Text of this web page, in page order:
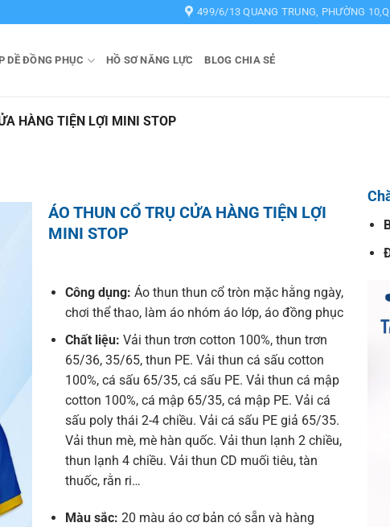
499/6/13 QUANG TRUNG, PHƯỜNG
DỀ ĐỒNG PHỤC HỒ SƠ NĂNG LỰC BLOG CHIA SẺ
HÀNG TIỆN LỢI MINI STOP
ÁO THUN CỔ TRỤ CỬA HÀNG TIỆN LỢI
MINI STOP
Công dụng: Áo thun thun cổ tròn mặc hằng ngày,
chơi thể thao, làm áo nhóm áo lớp, áo đồng phục
Chất liệu: Vải thun trơn cotton 100%, thun trơn
65/36, 35/65, thun PE. Vải thun cá sấu cotton
100%, cá sấu 65/35, cá sấu PE. Vải thun cá mập
cotton 100%, cá mập 65/35, cá mập PE. Vải cá
sấu poly thái 2-4 chiều. Vải cá sấu PE giả 65/35.
Vải thun mè, mè hàn quốc. Vải thun lạnh 2 chiều,
thun lạnh 4 chiều. Vải thun CD muối tiêu, tàn
thuốc, rằn ri…
Màu sắc: 20 màu áo cơ bản có sẵn và hàng